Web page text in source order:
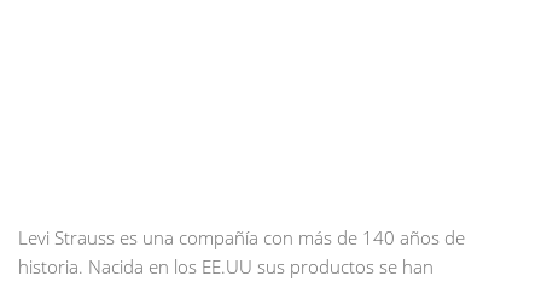
Levi Strauss es una compañía con más de 140 años de
historia. Nacida en los EE.UU sus productos se han